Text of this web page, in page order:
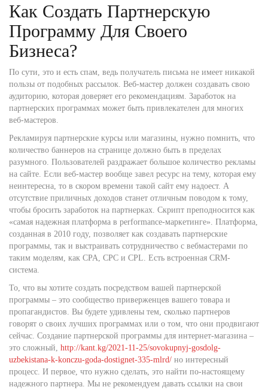
Как Создать Партнерскую
Программу Для Своего
Бизнеса?
По сути, это и есть спам, ведь получатель письма не имеет никакой
пользы от подобных рассылок. Веб-мастер должен создавать свою
аудиторию, которая доверяет его рекомендациям. Заработок на
партнерских программах может быть привлекателен для многих
веб-мастеров.
Рекламируя партнерские курсы или магазины, нужно помнить, что
количество баннеров на странице должно быть в пределах
разумного. Пользователей раздражает большое количество рекламы
на сайте. Если веб-мастер вообще завел ресурс на тему, которая ему
неинтересна, то в скором времени такой сайт ему надоест. А
отсутствие приличных доходов станет отличным поводом к тому,
чтобы бросить заработок на партнерках. Скрипт преподносится как
«самая надежная платформа в performance-маркетинге». Платформа,
созданная в 2010 году, позволяет как создавать партнерские
программы, так и выстраивать сотрудничество с вебмастерами по
таким моделям, как CPA, CPC и CPL. Есть встроенная CRM-
система.
То, что вы хотите создать посредством вашей партнерской
программы – это сообщество приверженцев вашего товара и
пропагандистов. Вы будете удивлены тем, сколько партнеров
говорят о своих лучших программах или о том, что они продвигают
сейчас. Создание партнерской программы для интернет-магазина –
это сложный, http://kant.kg/2021-11-25/sovokupnyj-gosdolg-
uzbekistana-k-konczu-goda-dostignet-335-mlrd/ но интересный
процесс. И первое, что нужно сделать, это найти по-настоящему
надежного партнера. Мы не рекомендуем давать ссылки на свои